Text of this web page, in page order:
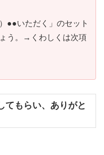
●●いただく」のセット
う。→︎くわしくは次項
てもらい、ありがと